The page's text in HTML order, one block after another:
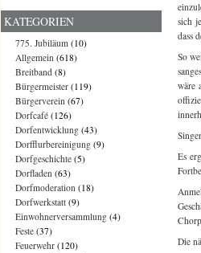
sich
dass
So
wäre
Es
Die
KATEGORIEN
775. Jubiläum (10)
Allgemein (618)
Breitband (8)
Bürgermeister (119)
Bürgerverein (67)
Dorfcafé (126)
Dorfentwicklung (43)
Dorfflurbereinigung (9)
Dorfgeschichte (5)
Dorfladen (63)
Dorfmoderation (18)
Dorfwerkstatt (9)
Einwohnerversammlung (4)
Feste (37)
Feuerwehr (120)